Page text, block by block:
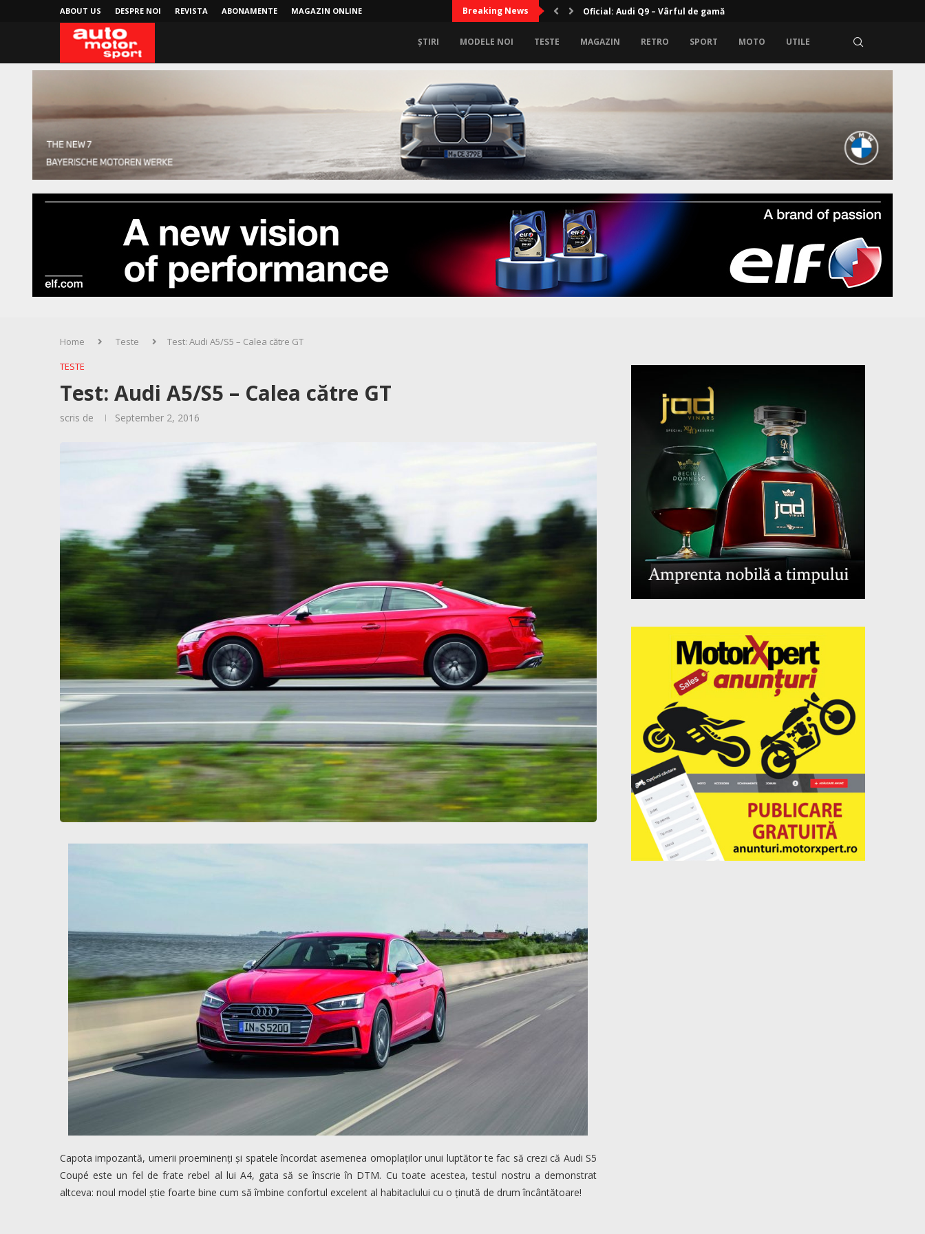
ABOUT US DESPRE NOI REVISTA ABONAMENTE MAGAZIN ONLINE Breaking News Lux suprem: Zeekr 9X cu propulsie electrică și range extender
ȘTIRI MODELE NOI TESTE MAGAZIN RETRO SPORT MOTO UTILE
Home Teste
Test: Audi A5/S5 – Calea către GT
TESTE
Test: Audi A5/S5 – Calea către GT
scris de September 2, 2016
Capota impozantă, umerii proeminenți și spatele încordat asemenea omoplaților unui luptător te fac să crezi că Audi S5
Coupé este un fel de frate rebel al lui A4, gata să se înscrie în DTM. Cu toate acestea, testul nostru a demonstrat
altceva: noul model știe foarte bine cum să îmbine confortul excelent al habitaclului cu o ținută de drum încântătoare!